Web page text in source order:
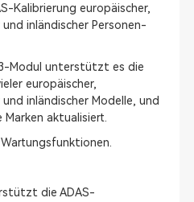
Kalibrierung europäischer,
inländischer Personen-
Modul unterstützt es die
europäischer,
inländischer Modelle, und
aktualisiert.
die ADAS-